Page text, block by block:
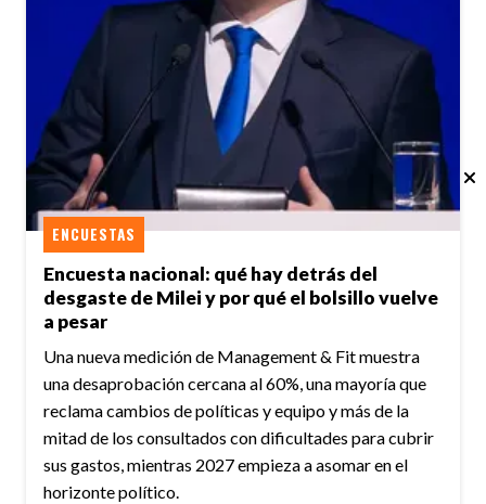
Encuesta nacional: qué hay detrás del
desgaste de Milei y por qué el bolsillo vuelve
a pesar
ENCUESTAS
Una nueva medición de Management & Fit muestra
una desaprobación cercana al 60%, una mayoría que
reclama cambios de políticas y equipo y más de la
mitad de los consultados con dificultades para cubrir
sus gastos, mientras 2027 empieza a asomar en el
horizonte político.